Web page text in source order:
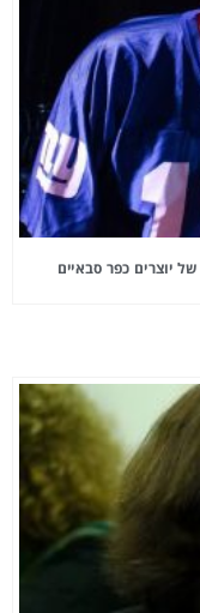
יוצרים כפר סבאיים